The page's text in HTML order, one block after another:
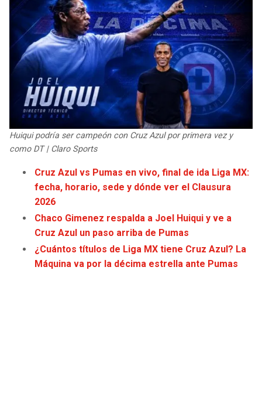
STEELERS
TEXANS
COLTS
JAGUARS
TITANS
GIANTS
EAGLES
COMMANDERS
HORNETS
HEAT
MAGIC
WIZARDS
WARRIORS
LAKERS
SUNS
KINGS
Huiqui podría ser campeón con Cruz Azul por primera vez y
como DT | Claro Sports
Cruz Azul vs Pumas en vivo, final de ida Liga MX:
fecha, horario, sede y dónde ver el Clausura
2026
Chaco Gimenez respalda a Joel Huiqui y ve a
Cruz Azul un paso arriba de Pumas
¿Cuántos títulos de Liga MX tiene Cruz Azul? La
Máquina va por la décima estrella ante Pumas